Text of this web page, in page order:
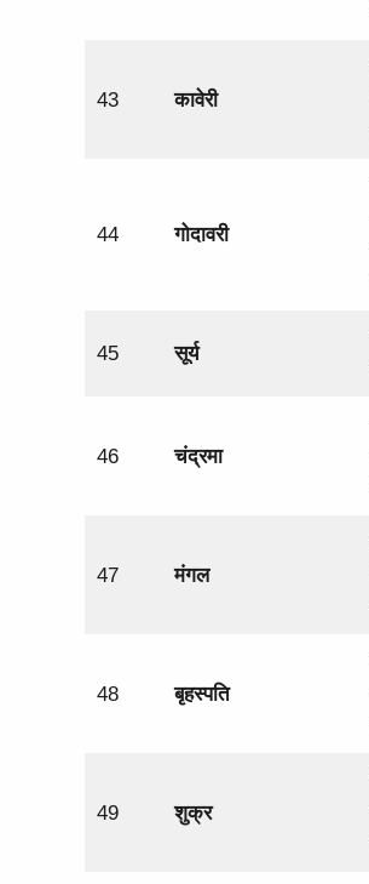
43 कावेरी
44 गोदावरी
45 सूर्य
46 चंद्रमा
47 मंगल
48 बृहस्पति
49 शुक्र